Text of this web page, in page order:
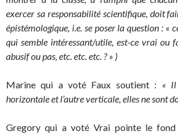
exercer sa responsabilité scientifique, doit
épistémologique, i.e. se poser la question : «
qui semble intéressant/utile, est-ce vrai ou
abusif ou pas, etc. etc. etc. ? » )
Marine qui a voté Faux soutient : «
horizontale et l’autre verticale, elles ne sont
Gregory qui a voté Vrai pointe le